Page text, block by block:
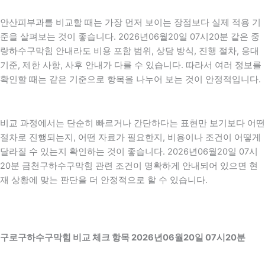
안산피부과를 비교할 때는 가장 먼저 보이는 장점보다 실제 적용 기
준을 살펴보는 것이 좋습니다. 2026년06월20일 07시20분 같은 중
랑하수구막힘 안내라도 비용 포함 범위, 상담 방식, 진행 절차, 응대
기준, 제한 사항, 사후 안내가 다를 수 있습니다. 따라서 여러 정보를
확인할 때는 같은 기준으로 항목을 나누어 보는 것이 안정적입니다.
비교 과정에서는 단순히 빠르거나 간단하다는 표현만 보기보다 어떤
절차로 진행되는지, 어떤 자료가 필요한지, 비용이나 조건이 어떻게
달라질 수 있는지 확인하는 것이 좋습니다. 2026년06월20일 07시
20분 금천구하수구막힘 관련 조건이 명확하게 안내되어 있으면 현
재 상황에 맞는 판단을 더 안정적으로 할 수 있습니다.
구로구하수구막힘 비교 체크 항목 2026년06월20일 07시20분